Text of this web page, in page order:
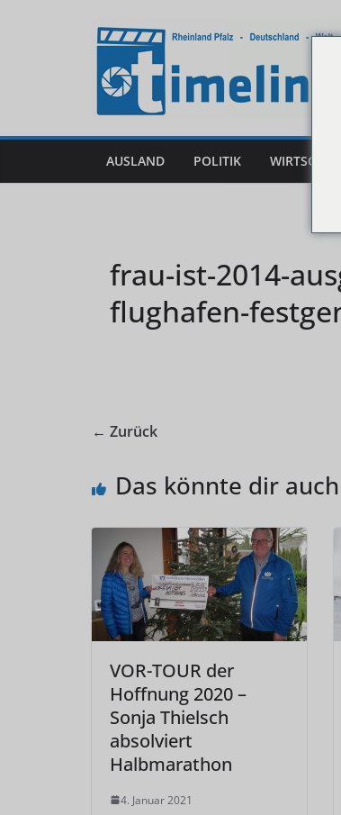
AUSLAND POLITIK WIRTSCHAFT
frau-ist-2014-
flughafen-
← Zurück
Das könnte dir
VOR-TOUR der
Hoffnung 2020 –
Sonja Thielsch
absolviert
Halbmarathon
4. Januar 2021